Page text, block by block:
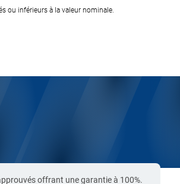
ou inférieurs à la valeur nominale.
offrant une garantie à 100%.